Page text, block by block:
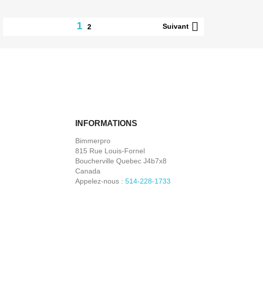
1 2 Suivant 
INFORMATIONS
Bimmerpro
815 Rue Louis-Fornel
Boucherville Quebec J4b7x8
Canada
Appelez-nous : 514-228-1733